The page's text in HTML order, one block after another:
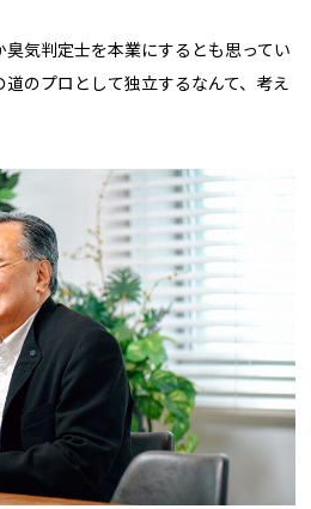
気判定士を本業にするとも思ってい
のプロとして独立するなんて、考え